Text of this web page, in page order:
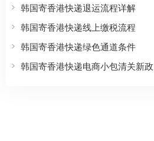
韩国寄香港快递退运流程详解
韩国寄香港快递线上缴税流程
韩国寄香港快递绿色通道条件
韩国寄香港快递电商小包清关新政